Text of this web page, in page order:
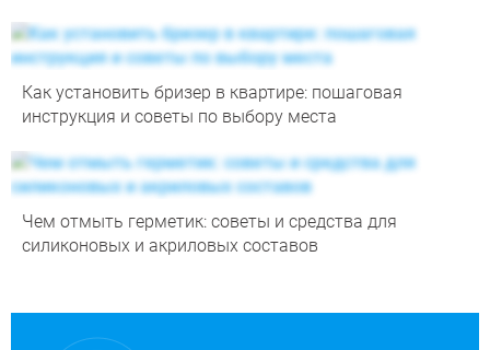
Как установить бризер в квартире: пошаговая
инструкция и советы по выбору места
Чем отмыть герметик: советы и средства для
силиконовых и акриловых составов